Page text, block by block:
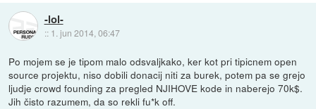
-lol-
:: 1. jun 2014, 06:47
Po mojem se je tipom malo odsvaljkako, ker kot pri tipicnem open
source projektu, niso dobili donacij niti za burek, potem pa se grejo
ljudje crowd founding za pregled NJIHOVE kode in naberejo 70k$.
Jih čisto razumem, da so rekli fu*k off.